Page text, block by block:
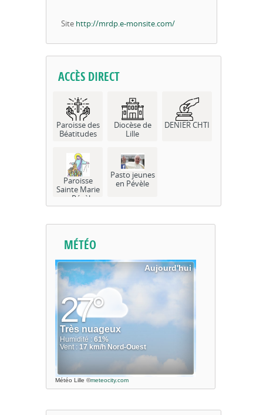
Site http://mrdp.e-monsite.com/
ACCÈS DIRECT
Paroisse des
Béatitudes
Diocèse de
Lille
DENIER CHTI
Paroisse
Sainte Marie
en Pévèle
Pasto jeunes
en Pévèle
MÉTÉO
Météo Lille ©meteocity.com